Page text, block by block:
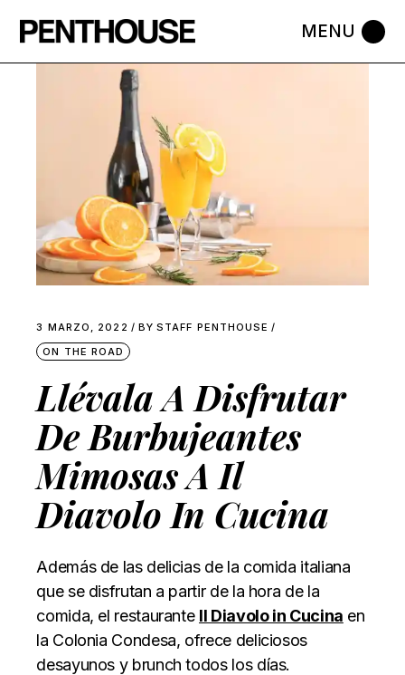
the
3 MARZO, 2022 BY STAFF PENTHOUSE
ON THE ROAD
Llévala A Disfrutar
De Burbujeantes
Mimosas A Il
Diavolo In Cucina
Además de las delicias de la comida italiana
que se disfrutan a partir de la hora de la
comida, el restaurante II Diavolo in Cucina en
la Colonia Condesa, ofrece deliciosos
desayunos y brunch todos los días.